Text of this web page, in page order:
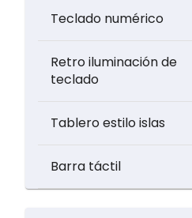
Teclado numérico
Retro iluminación de
teclado
Tablero estilo islas
Barra táctil